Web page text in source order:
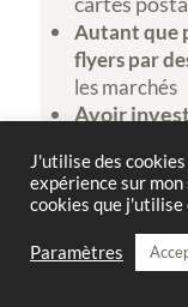
Autant que
flyers par
les marchés
Avoir
devoir
Proposer
toujours
Favoriser
J'utilise des
expérience sur mon
cookies que j'utilise
Paramètres